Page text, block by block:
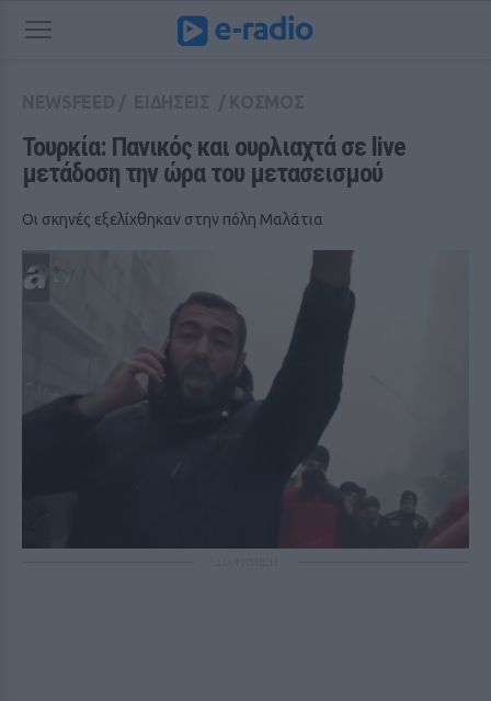
Τουρκία: Πανικός και ουρλιαχτά σε live
μετάδοση την ώρα του μετασεισμού
Οι σκηνές εξελίχθηκαν στην πόλη Μαλάτια